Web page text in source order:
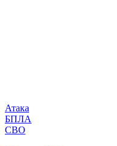
Атака
БПЛА
СВО